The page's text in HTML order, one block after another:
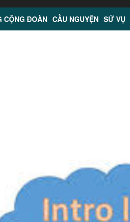
CỘNG ĐOÀN CẦU NGUYỆN SỨ VỤ